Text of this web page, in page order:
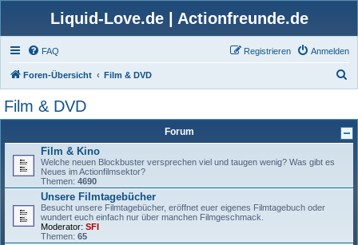
Liquid-Love.de | Actionfreunde.de
FAQ Anmelden
Registrieren
Foren-Übersicht Film & DVD
h
Film & DVD
Forum
Film & Kino
Welche neuen Blockbuster versprechen viel und taugen wenig? Was gibt es
Neues im Actionfilmsektor?
Themen: 4690
Unsere Filmtagebücher
Besucht unsere Filmtagebücher, eröffnet euer eigenes Filmtagebuch oder
wundert euch einfach nur über manchen Filmgeschmack.
Moderator: SFI
Themen: 65